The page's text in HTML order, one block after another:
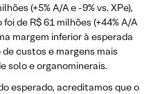
(+5% A/A e -9% vs. XPe),
de R$ 61 milhões (+44% A/A
margem inferior à esperada
custos e margens mais
solo e organominerais.
esperado, acreditamos que o